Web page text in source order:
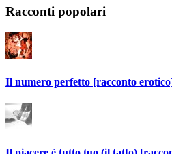
Racconti popolari
Il numero perfetto [racconto